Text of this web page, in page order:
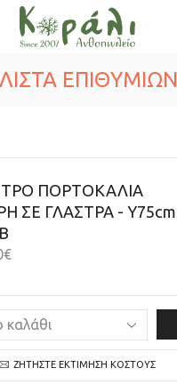
ΛΊΣΤΑ ΕΠΙΘΥΜΙΏΝ
ΠΟΡΤΟΚΑΛΙΑ
ΣΕ ΓΛΑΣΤΡΑ - Υ75cm
€
ΖΗΤΉΣΤΕ ΕΚΤΊΜΗΣΗ ΚΌΣΤΟΥΣ